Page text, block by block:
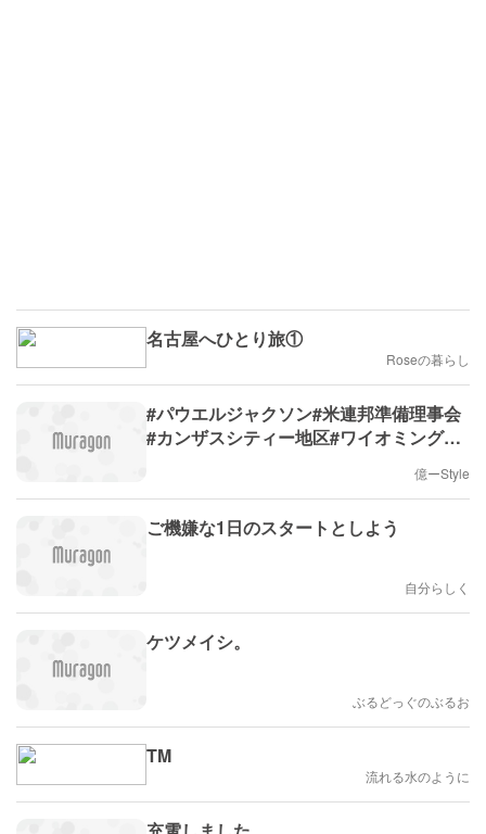
名古屋へひとり旅①
Roseの暮らし
#パウエルジャクソン#米連邦準備理事会
#カンザスシティー地区#ワイオミング州
億ーStyle
ご機嫌な1日のスタートとしよう
自分らしく
ケツメイシ。
ぶるどっぐのぶるお
TM
流れる水のように